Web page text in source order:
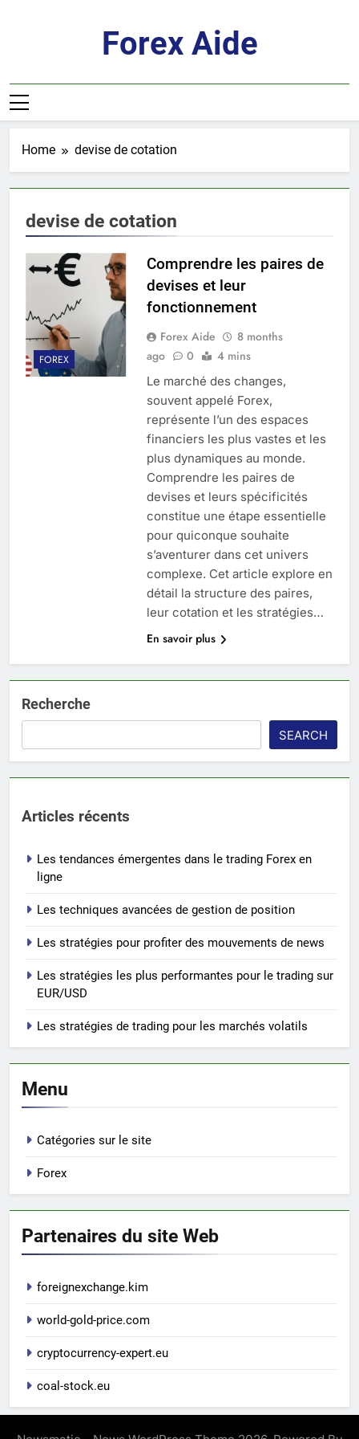
Forex Aide
Home devise de cotation
devise de cotation
FOREX
Comprendre les paires de
devises et leur
fonctionnement
Forex Aide
8 months
ago
0 4 mins
Le marché des changes,
souvent appelé Forex,
représente l’un des espaces
financiers les plus vastes et les
plus dynamiques au monde.
Comprendre les paires de
devises et leurs spécificités
constitue une étape essentielle
pour quiconque souhaite
s’aventurer dans cet univers
complexe. Cet article explore en
détail la structure des paires,
leur cotation et les stratégies…
En savoir plus
Recherche
SEARCH
Articles récents
Les tendances émergentes dans le trading Forex en
ligne
Les techniques avancées de gestion de position
Les stratégies pour profiter des mouvements de news
Les stratégies les plus performantes pour le trading sur
EUR/USD
Les stratégies de trading pour les marchés volatils
Menu
Catégories sur le site
Forex
Partenaires du site Web
foreignexchange.kim
world-gold-price.com
cryptocurrency-expert.eu
coal-stock.eu